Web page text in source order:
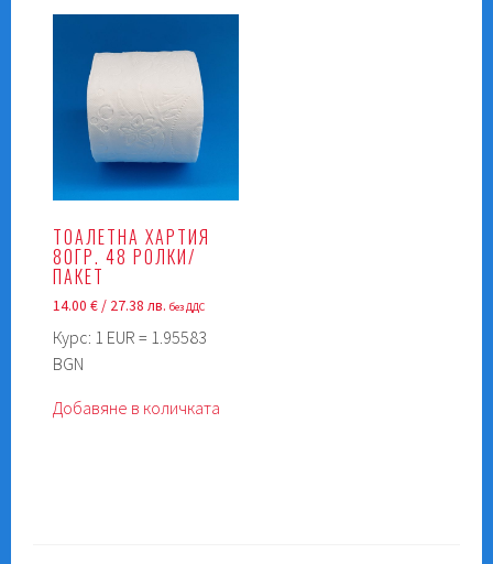
ТОАЛЕТНА ХАРТИЯ
80ГР. 48 РОЛКИ/
ПАКЕТ
14.00€/ 27.38 лв.без ДДС
Курс: 1 EUR = 1.95583
BGN
Добавяне в количката